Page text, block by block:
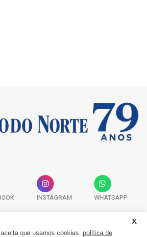
INSTAGRAM WHATSAPP
que usamos cookies. política de